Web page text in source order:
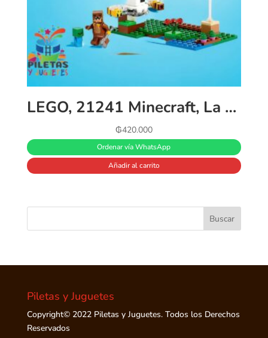
LEGO, 21241 Minecraft, La Cabaña-Abeja, Juguete de Granja, Casa para Construir, Mini Figuras Animales y Zombie, Multicolor
₲420.000
Ordenar vía WhatsApp
Añadir al carrito
Piletas y Juguetes
Copyright© 2022 Piletas y Juguetes. Todos los Derechos
Reservados